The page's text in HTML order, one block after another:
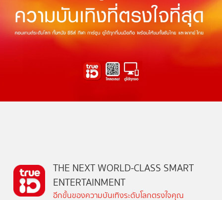
THE NEXT WORLD-CLASS SMART
ENTERTAINMENT
อีกขั้นของความบันเทิงระดับโลกตรงใจคุณ